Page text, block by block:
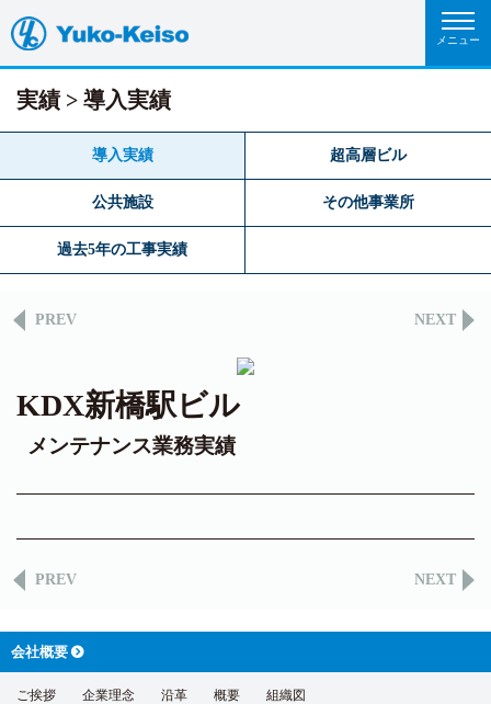
実績 導入実績
導入実績 超高層ビル
公共施設 その他事業所
過去5年の工事実績
PREV NEXT
KDX新橋駅ビル
メンテナンス業務実績
PREV NEXT
会社概要
ご挨拶 企業理念 沿革 概要 組織図